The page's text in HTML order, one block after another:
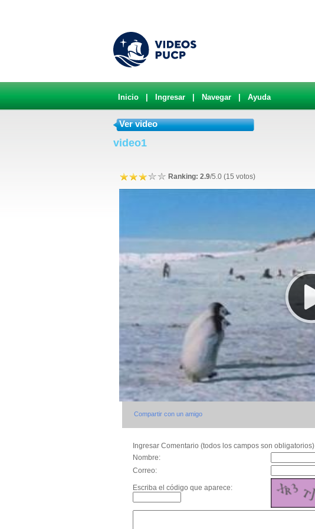
Inicio Ingresar Navegar Ayuda
Ver video
video1
Ranking: 2.9/5.0 (15 votos)
Compartir con un amigo
Ingresar Comentario (todos los campos son obligatorios)
Nombre:
Correo:
Escriba el código que aparece: